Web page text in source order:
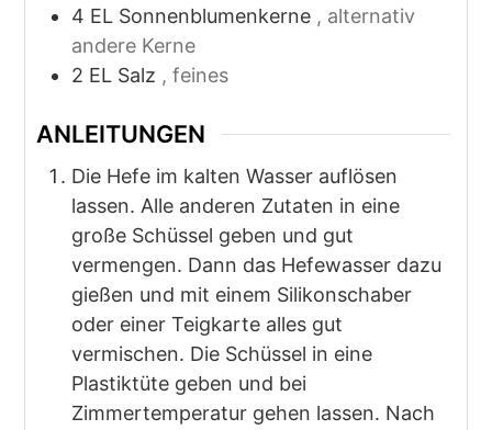
4 EL Sonnenblumenkerne , alternativ
andere Kerne
2 EL Salz , feines
ANLEITUNGEN
Die Hefe im kalten Wasser auflösen
lassen. Alle anderen Zutaten in eine
große Schüssel geben und gut
vermengen. Dann das Hefewasser dazu
gießen und mit einem Silikonschaber
oder einer Teigkarte alles gut
vermischen. Die Schüssel in eine
Plastiktüte geben und bei
Zimmertemperatur gehen lassen. Nach